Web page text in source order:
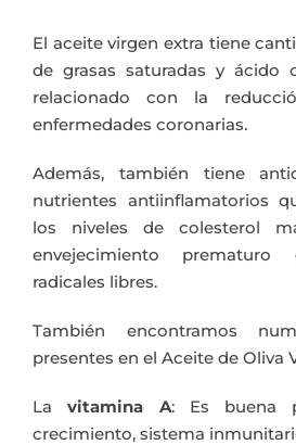
El aceite virgen extra tiene
de grasas saturadas y ácido
relacionado con la
enfermedades coronarias.
Además, también tiene
nutrientes antiinflamatorios
los niveles de colesterol
envejecimiento prematuro
radicales libres.
También encontramos
presentes en el Aceite de Oliva
Lavitamina A: Es buena
crecimiento, sistema